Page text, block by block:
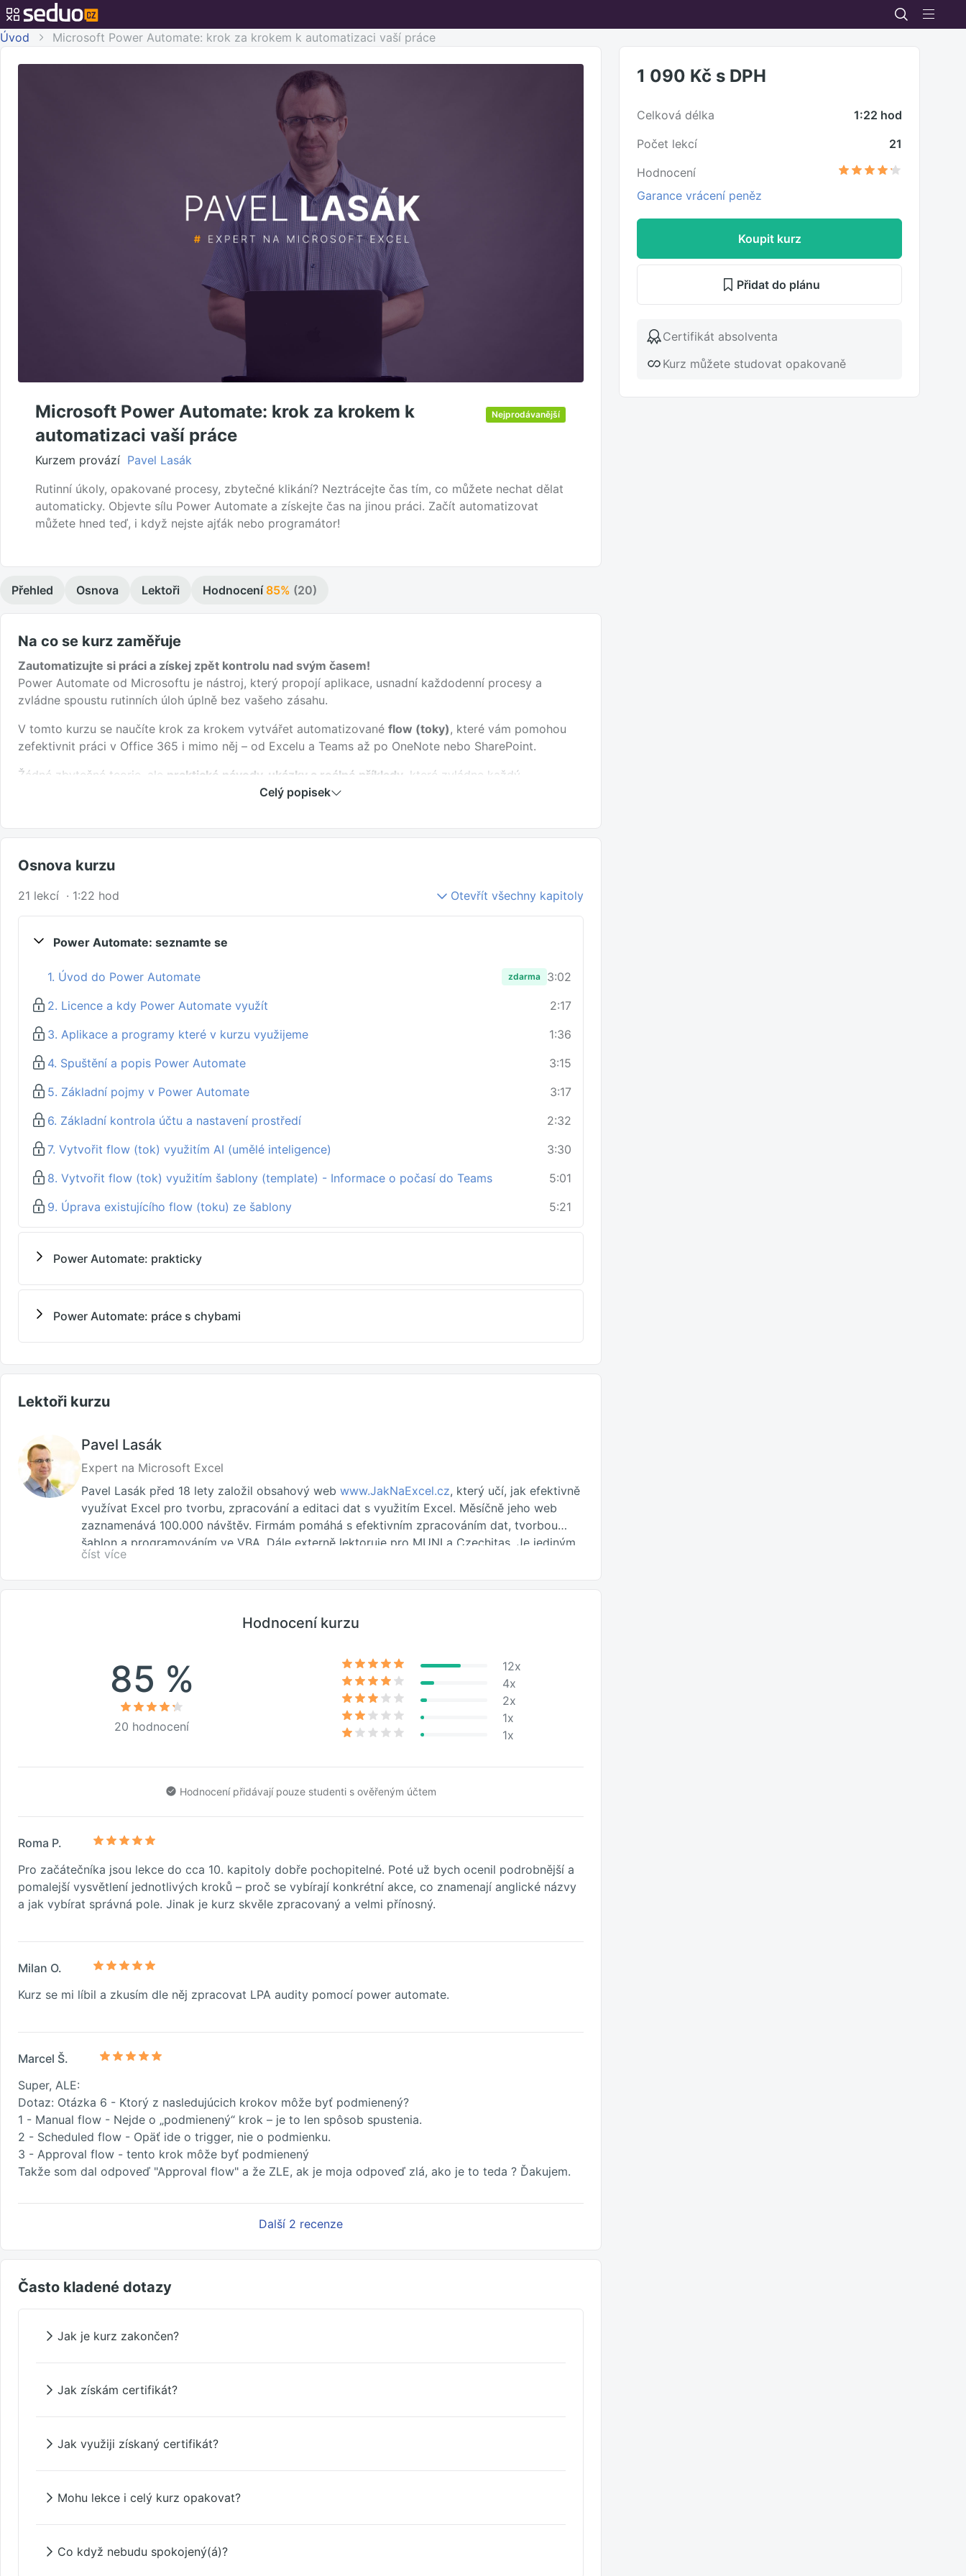
Úvod Microsoft Power Automate: krok za krokem k automatizaci vaší práce
Microsoft Power Automate: krok za krokem k
automatizaci vaší práce
Nejprodávanější
Kurzem provází Pavel Lasák
Rutinní úkoly, opakované procesy, zbytečné klikání? Neztrácejte čas tím, co můžete nechat dělat
automaticky. Objevte sílu Power Automate a získejte čas na jinou práci. Začít automatizovat
můžete hned teď, i když nejste ajťák nebo programátor!
1 090 Kč s DPH
Celková délka
1:22 hod
Počet lekcí
21
Hodnocení
Garance vrácení peněz
Koupit kurz
Přidat do plánu
Certifikát absolventa
Kurz můžete studovat opakovaně
Přehled Osnova Lektoři Hodnocení 85% (20)
Na co se kurz zaměřuje
Zautomatizujte si práci a získej zpět kontrolu nad svým časem!
Power Automate od Microsoftu je nástroj, který propojí aplikace, usnadní každodenní procesy a
zvládne spoustu rutinních úloh úplně bez vašeho zásahu.
V tomto kurzu se naučíte krok za krokem vytvářet automatizované flow (toky) , které vám pomohou
zefektivnit práci v Office 365 i mimo něj – od Excelu a Teams až po OneNote nebo SharePoint.
Žádné zbytečné teorie, ale praktické návody, ukázky a reálné příklady , které zvládne každý.
Základy Power Automate – jak prostředí funguje a jak v něm začít.
Automaticky odesílat e-maily, přenášet data mezi aplikacemi a reagovat na formuláře.
Ošetřovat chyby, ladit procesy a zlepšovat jejich spolehlivost.
Kurz je určen pro k
aždého, kdo chce
Celý popisek
Osnova kurzu
21 lekcí · 1:22 hod Otevřít všechny kapitoly
Power Automate: seznamte se
1. Úvod do Power Automate zdarma
3:02
2. Licence a kdy Power Automate využít
2:17
3. Aplikace a programy které v kurzu využijeme
1:36
4. Spuštění a popis Power Automate
3:15
5. Základní pojmy v Power Automate
3:17
6. Základní kontrola účtu a nastavení prostředí
2:32
7. Vytvořit flow (tok) využitím AI (umělé inteligence)
3:30
8. Vytvořit flow (tok) využitím šablony (template) - Informace o počasí do Teams
5:01
9. Úprava existujícího flow (toku) ze šablony
5:21
Power Automate: prakticky
Power Automate: práce s chybami
Lektoři kurzu
Pavel Lasák
Expert na Microsoft Excel
Pavel Lasák před 18 lety založil obsahový web www.JakNaExcel.cz, který učí, jak efektivně
využívat Excel pro tvorbu, zpracování a editaci dat s využitím Excel. Měsíčně jeho web
zaznamenává 100.000 návštěv. Firmám pomáhá s efektivním zpracováním dat, tvorbou
šablon a programováním ve VBA. Dále externě lektoruje pro MUNI a Czechitas. Je jediným
držitelem prestižního ocenění MVP (
číst více
Hodnocení kurzu
85 %
20 hodnocení
12x
4x
2x
1x
1x
Hodnocení přidávají pouze studenti s ověřeným účtem
Roma P.
Pro začátečníka jsou lekce do cca 10. kapitoly dobře pochopitelné. Poté už bych ocenil podrobnější a
pomalejší vysvětlení jednotlivých kroků – proč se vybírají konkrétní akce, co znamenají anglické názvy
a jak vybírat správná pole. Jinak je kurz skvěle zpracovaný a velmi přínosný.
Milan O.
Kurz se mi líbil a zkusím dle něj zpracovat LPA audity pomocí power automate.
Marcel Š.
Super, ALE:
Dotaz: Otázka 6 - Ktorý z nasledujúcich krokov môže byť podmienený?
1 - Manual flow - Nejde o „podmienený“ krok – je to len spôsob spustenia.
2 - Scheduled flow - Opäť ide o trigger, nie o podmienku.
3 - Approval flow - tento krok môže byť podmienený
Takže som dal odpoveď "Approval flow" a že ZLE, ak je moja odpoveď zlá, ako je to teda ? Ďakujem.
Další 2 recenze
Často kladené dotazy
Jak je kurz zakončen?
Jak získám certifikát?
Jak využiji získaný certifikát?
Mohu lekce i celý kurz opakovat?
Co když nebudu spokojený(á)?